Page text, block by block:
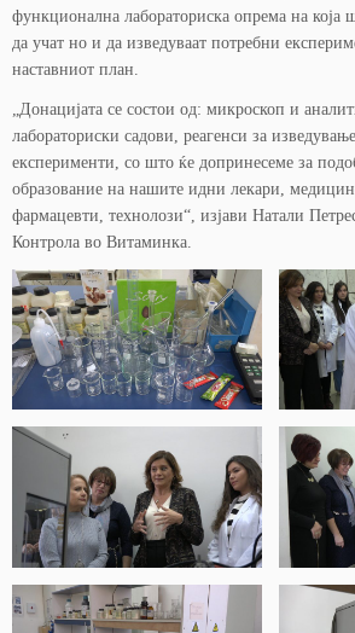
функционална лабораториска опрема на која
да учат но и да изведуваат потребни
наставниот план.
„Донацијата се состои од: микроскоп и
лабораториски садови, реагенси за
експерименти, со што ќе допринесеме за
образование на нашите идни лекари,
фармацевти, технолози“, изјави Натали
Контрола во Витаминка.